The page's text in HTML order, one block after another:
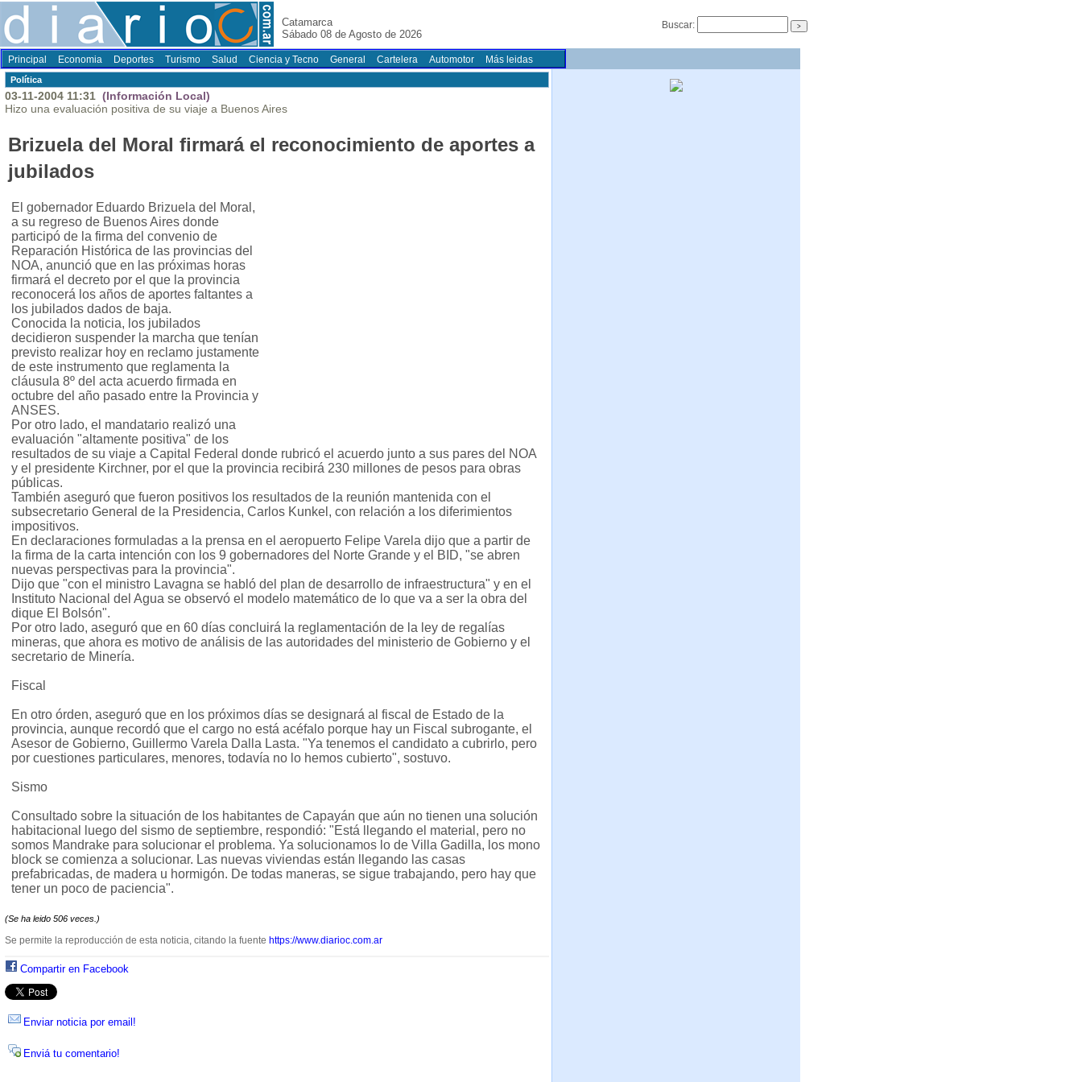
Catamarca
Sábado 08 de Agosto de 2026
Buscar:
Principal Economia Deportes Turismo Salud Ciencia y Tecno General Cartelera Automotor Más leidas
Polí­tica
03-11-2004 11:31 (Información Local)
Hizo una evaluación positiva de su viaje a Buenos Aires
Brizuela del Moral firmará el reconocimiento de aportes a
jubilados
El gobernador Eduardo Brizuela del Moral,
a su regreso de Buenos Aires donde
participó de la firma del convenio de
Reparación Histórica de las provincias del
NOA, anunció que en las próximas horas
firmará el decreto por el que la provincia
reconocerá los años de aportes faltantes a
los jubilados dados de baja.
Conocida la noticia, los jubilados
decidieron suspender la marcha que tenían
previsto realizar hoy en reclamo justamente
de este instrumento que reglamenta la
cláusula 8º del acta acuerdo firmada en
octubre del año pasado entre la Provincia y
ANSES.
Por otro lado, el mandatario realizó una
evaluación "altamente positiva" de los
resultados de su viaje a Capital Federal donde rubricó el acuerdo junto a sus pares del NOA
y el presidente Kirchner, por el que la provincia recibirá 230 millones de pesos para obras
públicas.
También aseguró que fueron positivos los resultados de la reunión mantenida con el
subsecretario General de la Presidencia, Carlos Kunkel, con relación a los diferimientos
impositivos.
En declaraciones formuladas a la prensa en el aeropuerto Felipe Varela dijo que a partir de
la firma de la carta intención con los 9 gobernadores del Norte Grande y el BID, "se abren
nuevas perspectivas para la provincia".
Dijo que "con el ministro Lavagna se habló del plan de desarrollo de infraestructura" y en el
Instituto Nacional del Agua se observó el modelo matemático de lo que va a ser la obra del
dique El Bolsón".
Por otro lado, aseguró que en 60 días concluirá la reglamentación de la ley de regalías
mineras, que ahora es motivo de análisis de las autoridades del ministerio de Gobierno y el
secretario de Minería.
Fiscal
En otro órden, aseguró que en los próximos días se designará al fiscal de Estado de la
provincia, aunque recordó que el cargo no está acéfalo porque hay un Fiscal subrogante, el
Asesor de Gobierno, Guillermo Varela Dalla Lasta. "Ya tenemos el candidato a cubrirlo, pero
por cuestiones particulares, menores, todavía no lo hemos cubierto", sostuvo.
Sismo
Consultado sobre la situación de los habitantes de Capayán que aún no tienen una solución
habitacional luego del sismo de septiembre, respondió: "Está llegando el material, pero no
somos Mandrake para solucionar el problema. Ya solucionamos lo de Villa Gadilla, los mono
block se comienza a solucionar. Las nuevas viviendas están llegando las casas
prefabricadas, de madera u hormigón. De todas maneras, se sigue trabajando, pero hay que
tener un poco de paciencia".
(Se ha leido 506 veces.)
Se permite la reproducción de esta noticia, citando la fuente https://www.diarioc.com.ar
Compartir en Facebook
Enviar noticia por email!
Enviá tu comentario!